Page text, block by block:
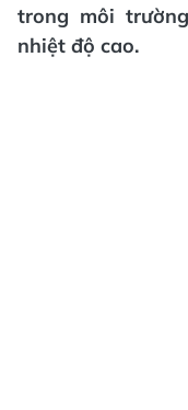
trong môi
nhiệt độ cao.